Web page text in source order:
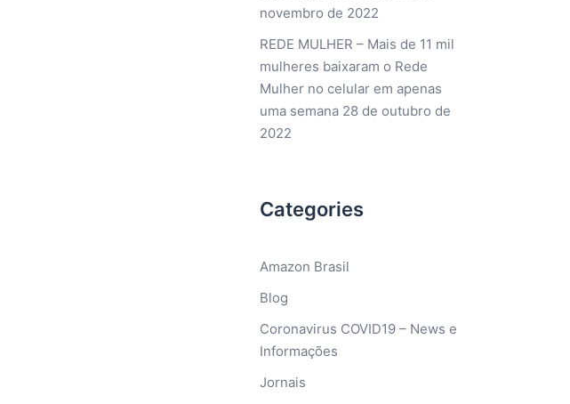
novembro de 2022
REDE MULHER – Mais de 11 mil
mulheres baixaram o Rede
Mulher no celular em apenas
uma semana 28 de outubro de
2022
Categories
Amazon Brasil
Blog
Coronavirus COVID19 – News e
Informações
Jornais